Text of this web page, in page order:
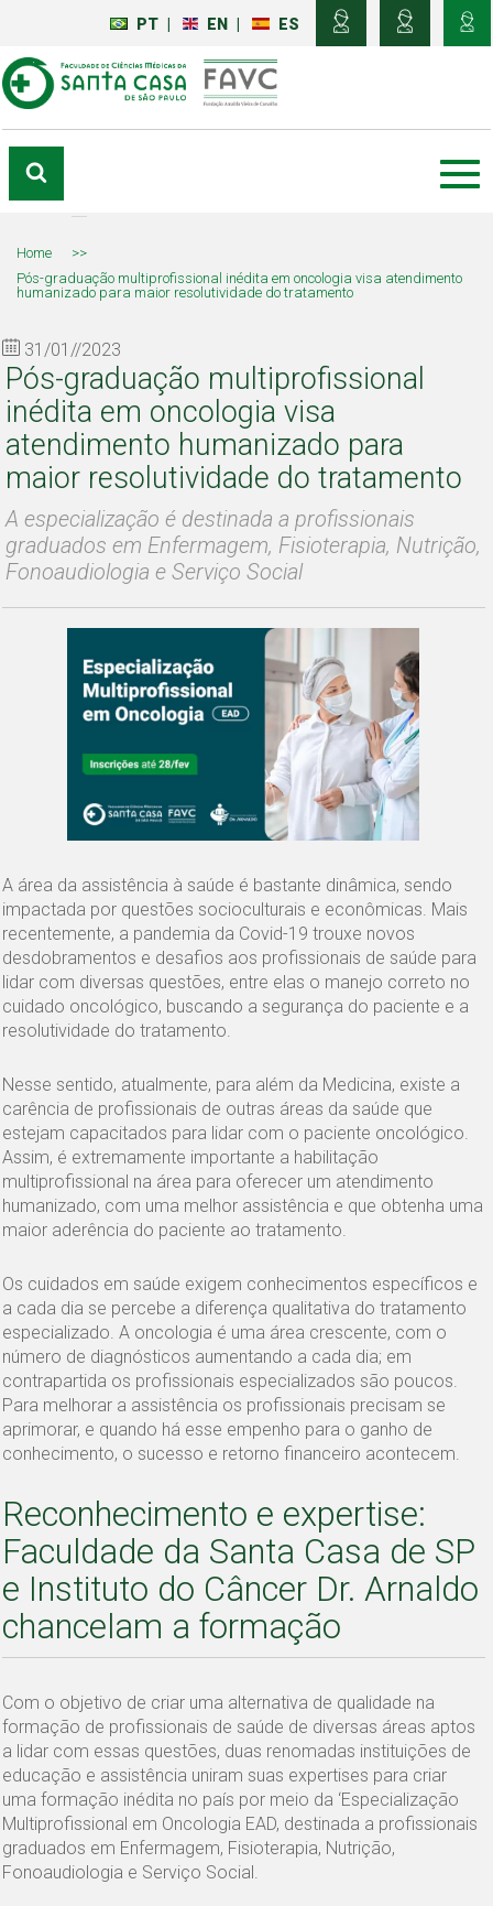
PT EN ES
Home
>>
Pós-graduação multiprofissional inédita em oncologia visa atendimento
humanizado para maior resolutividade do tratamento
31/01//2023
Pós-graduação multiprofissional
inédita em oncologia visa
atendimento humanizado para
maior resolutividade do tratamento
A especialização é destinada a profissionais
graduados em Enfermagem, Fisioterapia, Nutrição,
Fonoaudiologia e Serviço Social
A área da assistência à saúde é bastante dinâmica, sendo
impactada por questões socioculturais e econômicas. Mais
recentemente, a pandemia da Covid-19 trouxe novos
desdobramentos e desafios aos profissionais de saúde para
lidar com diversas questões, entre elas o manejo correto no
cuidado oncológico, buscando a segurança do paciente e a
resolutividade do tratamento.
Nesse sentido, atualmente, para além da Medicina, existe a
carência de profissionais de outras áreas da saúde que
estejam capacitados para lidar com o paciente oncológico.
Assim, é extremamente importante a habilitação
multiprofissional na área para oferecer um atendimento
humanizado, com uma melhor assistência e que obtenha uma
maior aderência do paciente ao tratamento.
Os cuidados em saúde exigem conhecimentos específicos e
a cada dia se percebe a diferença qualitativa do tratamento
especializado. A oncologia é uma área crescente, com o
número de diagnósticos aumentando a cada dia; em
contrapartida os profissionais especializados são poucos.
Para melhorar a assistência os profissionais precisam se
aprimorar, e quando há esse empenho para o ganho de
conhecimento, o sucesso e retorno financeiro acontecem.
Reconhecimento e expertise:
Faculdade da Santa Casa de SP
e Instituto do Câncer Dr. Arnaldo
chancelam a formação
Com o objetivo de criar uma alternativa de qualidade na
formação de profissionais de saúde de diversas áreas aptos
a lidar com essas questões, duas renomadas instituições de
educação e assistência uniram suas expertises para criar
uma formação inédita no país por meio da ‘Especialização
Multiprofissional em Oncologia EAD, destinada a profissionais
graduados em Enfermagem, Fisioterapia, Nutrição,
Fonoaudiologia e Serviço Social.